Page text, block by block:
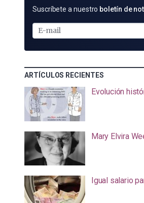
SUSCRÍBETE
E-
MAIL
Suscríbete a nuestro boletín de
ARTÍCULOS RECIENTES
Evolución
Mary Elvira
Igual salario